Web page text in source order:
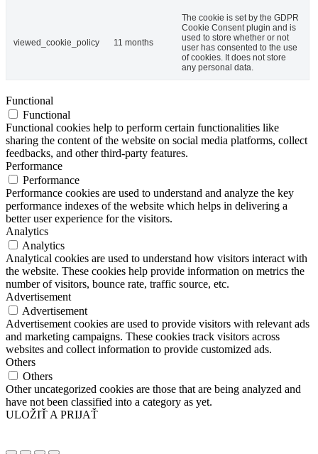
viewed_cookie_policy 11 months
The cookie is set by the GDPR
Cookie Consent plugin and is
used to store whether or not
user has consented to the use
of cookies. It does not store
any personal data.
Functional
Functional
Functional cookies help to perform certain functionalities like
sharing the content of the website on social media platforms, collect
feedbacks, and other third-party features.
Performance
Performance
Performance cookies are used to understand and analyze the key
performance indexes of the website which helps in delivering a
better user experience for the visitors.
Analytics
Analytics
Analytical cookies are used to understand how visitors interact with
the website. These cookies help provide information on metrics the
number of visitors, bounce rate, traffic source, etc.
Advertisement
Advertisement
Advertisement cookies are used to provide visitors with relevant ads
and marketing campaigns. These cookies track visitors across
websites and collect information to provide customized ads.
Others
Others
Other uncategorized cookies are those that are being analyzed and
have not been classified into a category as yet.
ULOŽIŤ A PRIJAŤ